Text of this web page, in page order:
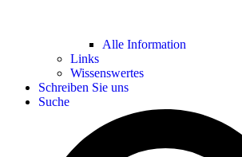
Alle Information
Links
Wissenswertes
Schreiben Sie uns
Suche